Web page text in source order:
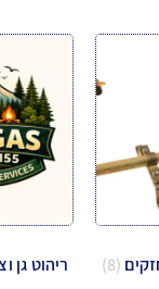
(8) ריהוט גן